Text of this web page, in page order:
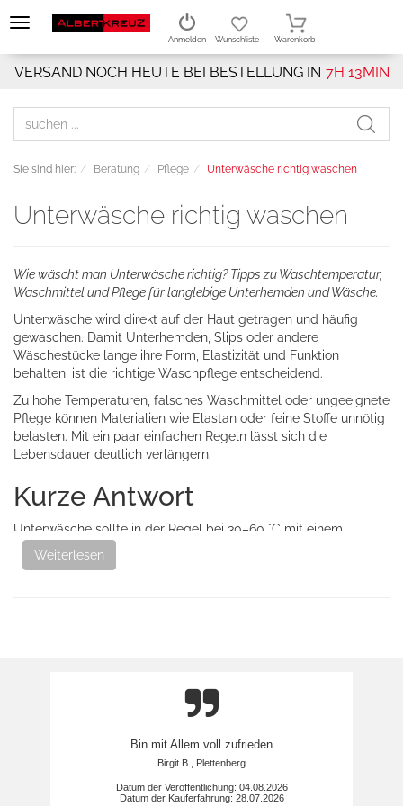
VERSAND NOCH HEUTE BEI BESTELLUNG IN 7H 13MIN
Anmelden Wunschliste Warenkorb
Sie sind hier: Beratung Pflege Unterwäsche richtig waschen
Unterwäsche richtig waschen
Wie wäscht man Unterwäsche richtig? Tipps zu Waschtemperatur,
Waschmittel und Pflege für langlebige Unterhemden und Wäsche.
Unterwäsche wird direkt auf der Haut getragen und häufig
gewaschen. Damit Unterhemden, Slips oder andere
Wäschestücke lange ihre Form, Elastizität und Funktion
behalten, ist die richtige Waschpflege entscheidend.
Zu hohe Temperaturen, falsches Waschmittel oder ungeeignete
Pflege können Materialien wie Elastan oder feine Stoffe unnötig
belasten. Mit ein paar einfachen Regeln lässt sich die
Lebensdauer deutlich verlängern.
Kurze Antwort
Unterwäsche sollte in der Regel bei 30–60 °C mit einem
geeigneten Waschmittel gewaschen werden. Wichtig ist, auf
Weichspüler zu verzichten und empfindliche Materialien
Die optimale Temperatur hängt vom Material und vom
gewünschten Hygienegrad ab:
Funktionsstoffe
– Standard für die meisten Unterhemden und
Unterwäsche
Weiterlesen
Bin mit Allem voll zufrieden
Birgit B., Plettenberg
Datum der Veröffentlichung: 04.08.2026
Datum der Kauferfahrung: 28.07.2026